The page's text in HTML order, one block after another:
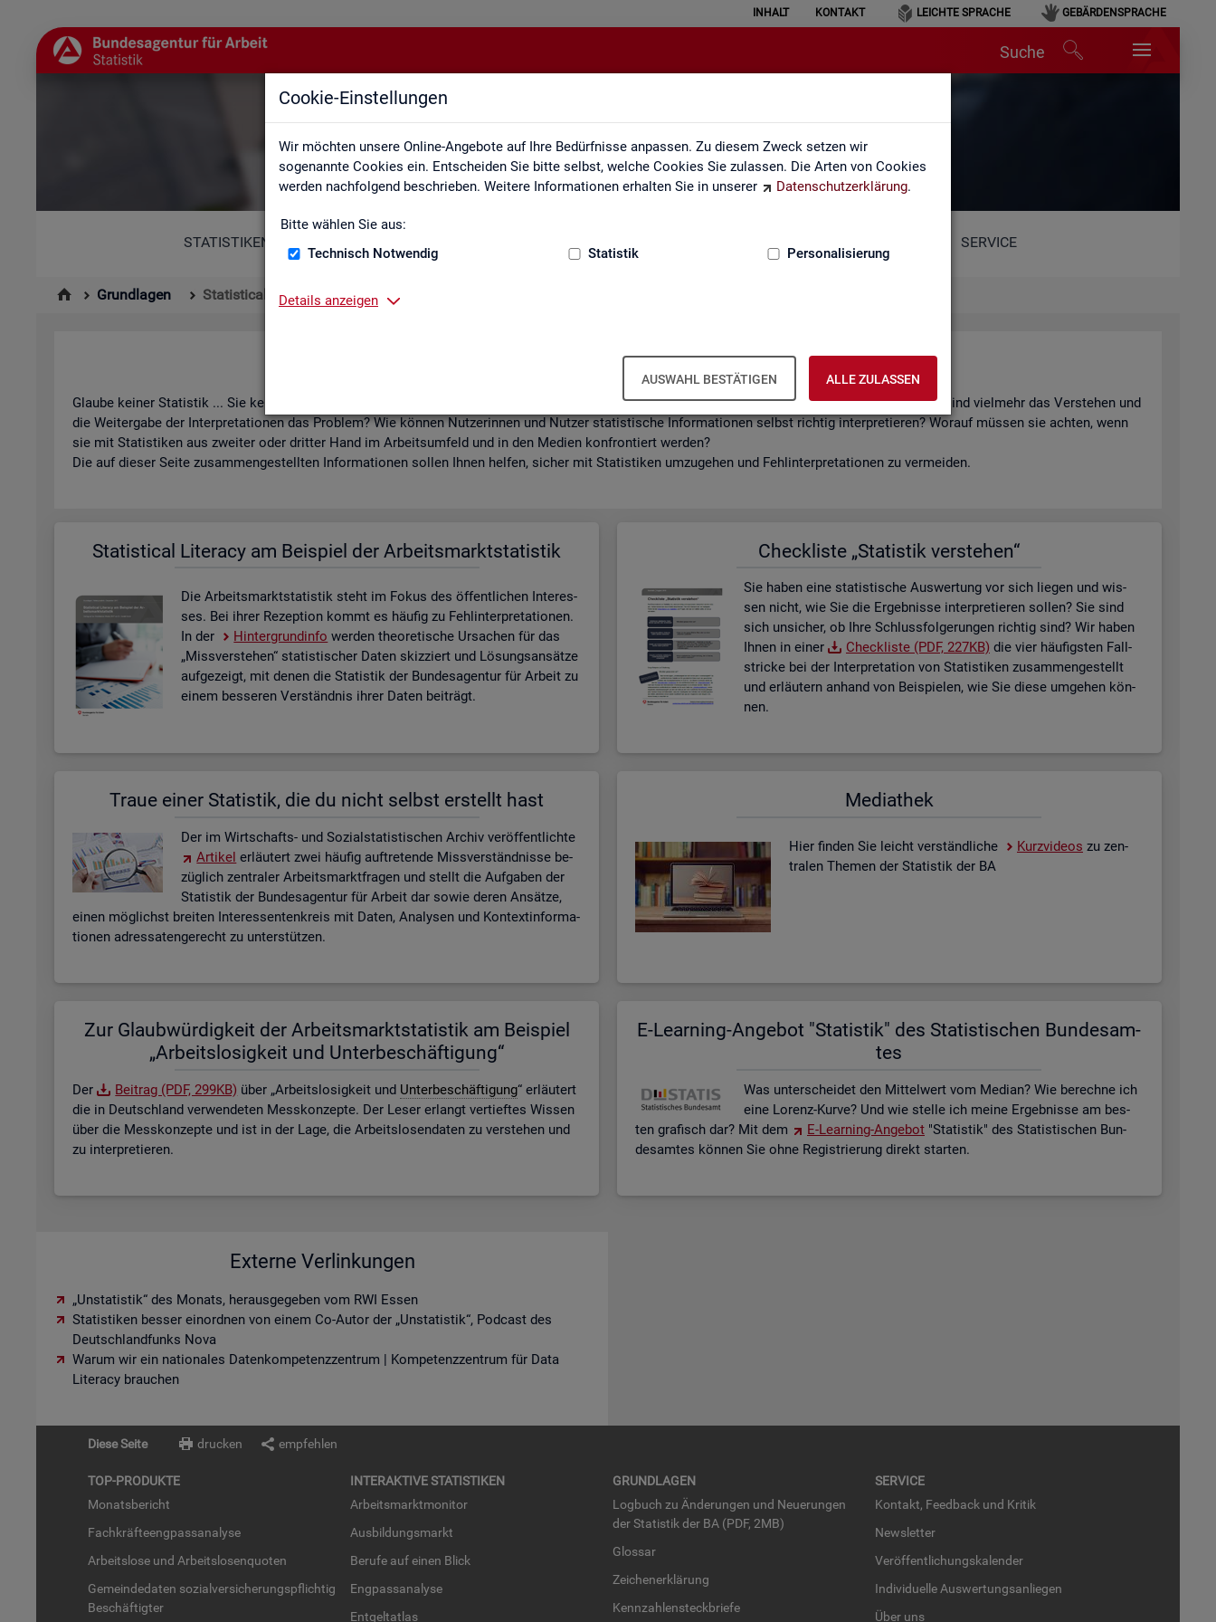
Cookie-Einstellungen
Wir möchten unsere Online-Angebote auf Ihre Bedürfnisse anpassen. Zu diesem Zweck setzen wir
sogenannte Cookies ein. Entscheiden Sie bitte selbst, welche Cookies Sie zulassen. Die Arten von Cookies
werden nachfolgend beschrieben. Weitere Informationen erhalten Sie in unserer
Datenschutzerklärung.
Bitte wählen Sie aus:
Technisch Notwendig
Statistik Personalisierung
Details anzeigen
AUSWAHL BESTÄTIGEN ALLE ZULASSEN
INHALT KONTAKT LEICHTE SPRACHE GEBÄRDENSPRACHE
Suche
Statistical Literacy - Statistik verstehen
STATISTIKEN SERVICE
Grundlagen Statistical Literacy - Statistik verstehen
Sta­ti­s­ti­cal Li­te­r­acy - Sta­tis­tik ver­ste­hen und rich­tig in­ter­pre­tie­ren
Glau­be kei­ner Sta­tis­tik ... Sie ken­nen die­sen Spruch in ver­schie­dens­ten Va­ria­tio­nen. Aber wird mit Sta­tis­tik wirk­lich oft be­wusst ge­täuscht? Oder sind viel­mehr das Ver­ste­hen und
die Wei­ter­ga­be der In­ter­pre­ta­tio­nen das Pro­blem? Wie kön­nen Nut­ze­rin­nen und Nut­zer sta­tis­ti­sche In­for­ma­tio­nen selbst rich­tig in­ter­pre­tie­ren? Wor­auf müs­sen sie ach­ten, wenn
sie mit Sta­tis­ti­ken aus zwei­ter oder drit­ter Hand im Ar­beits­um­feld und in den Me­di­en kon­fron­tiert wer­den?
Die auf die­ser Seite zu­sam­men­ge­stell­ten In­for­ma­tio­nen sol­len Ihnen hel­fen, si­cher mit Sta­tis­ti­ken um­zu­ge­hen und Fehl­in­ter­pre­ta­tio­nen zu ver­mei­den.
Sta­ti­s­ti­cal Li­te­r­acy am Bei­spiel der Ar­beits­markt­sta­tis­tik
Die Ar­beits­markt­sta­tis­tik steht im Fokus des öf­fent­li­chen In­ter­es­
ses. Bei ihrer Re­zep­ti­on kommt es häu­fig zu Fehl­in­ter­pre­ta­tio­nen.
In der
Hin­ter­grund­in­fo wer­den theo­re­ti­sche Ur­sa­chen für das
„Miss­ver­ste­hen“ sta­tis­ti­scher Daten skiz­ziert und Lö­sungs­an­sät­ze
auf­ge­zeigt, mit denen die Sta­tis­tik der Bun­des­agen­tur für Ar­beit zu
einem bes­se­ren Ver­ständ­nis ihrer Daten bei­trägt.
Check­lis­te „Sta­tis­tik ver­ste­hen“
Sie haben eine sta­tis­ti­sche Aus­wer­tung vor sich lie­gen und wis­
sen nicht, wie Sie die Er­geb­nis­se in­ter­pre­tie­ren sol­len? Sie sind
sich un­si­cher, ob Ihre Schluss­fol­ge­run­gen rich­tig sind? Wir haben
Ihnen in einer
Check­lis­te (PDF, 227KB) die vier häu­figs­ten Fall­
stri­cke bei der In­ter­pre­ta­ti­on von Sta­tis­ti­ken zu­sam­men­ge­stellt
und er­läu­tern an­hand von Bei­spie­len, wie Sie diese um­ge­hen kön­
nen.
Traue einer Sta­tis­tik, die du nicht selbst er­stellt hast
Der im Wirt­schafts- und So­zi­al­sta­tis­ti­schen Ar­chiv ver­öf­fent­lich­te
Ar­ti­kel er­läu­tert zwei häu­fig auf­tre­ten­de Miss­ver­ständ­nis­se be­
züg­lich zen­tra­ler Ar­beits­markt­fra­gen und stellt die Auf­ga­ben der
Sta­tis­tik der Bun­des­agen­tur für Ar­beit dar sowie deren An­sät­ze,
einen mög­lichst brei­ten In­ter­es­sen­ten­kreis mit Daten, Ana­ly­sen und Kon­text­in­for­ma­
tio­nen adres­sa­ten­ge­recht zu un­ter­stüt­zen.
Me­dia­thek
Hier fin­den Sie leicht ver­ständ­li­che Kurz­vi­de­os zu zen­
tra­len The­men der Sta­tis­tik der BA
Zur Glaub­wür­dig­keit der Ar­beits­markt­sta­tis­tik am Bei­spiel
„Ar­beits­lo­sig­keit und Un­ter­be­schäf­ti­gung“
Der Bei­trag (PDF, 299KB) über „Ar­beits­lo­sig­keit und Un­ter­be­schäf­ti­gung“ er­läu­tert
die in Deutsch­land ver­wen­de­ten Mess­kon­zep­te. Der Leser er­langt ver­tief­tes Wis­sen
über die Mess­kon­zep­te und ist in der Lage, die Ar­beits­lo­sen­da­ten zu ver­ste­hen und
zu in­ter­pre­tie­ren.
E-Lear­ning-An­ge­bot "Sta­tis­tik" des Sta­tis­ti­schen Bun­des­am­
tes
Was un­ter­schei­det den Mit­tel­wert vom Me­di­an? Wie be­rech­ne ich
eine Lo­renz-Kurve? Und wie stel­le ich meine Er­geb­nis­se am bes­
ten gra­fisch dar? Mit dem
E-Lear­ning-An­ge­bot"Sta­tis­tik" des Sta­tis­ti­schen Bun­
des­am­tes kön­nen Sie ohne Re­gis­trie­rung di­rekt star­ten.
Externe Verlinkungen
„Unstatistik“ des Monats, herausgegeben vom RWI Essen
Statistiken besser einordnen von einem Co-Autor der „Unstatistik“, Podcast des
Deutschlandfunks Nova
Warum wir ein nationales Datenkompetenzzentrum | Kompetenzzentrum für Data
Literacy brauchen
Diese Seite drucken empfehlen
TOP-PRO­DUK­TE
Mo­nats­be­richt
Fach­kräf­te­eng­pass­ana­ly­se
Ar­beits­lo­se und Ar­beits­lo­sen­quo­ten
Ge­mein­de­da­ten so­zi­al­ver­si­che­rungs­pflich­tig
Be­schäf­tig­ter
IN­TER­AK­TI­VE STA­TIS­TI­KEN
Ar­beits­markt­mo­ni­tor
Aus­bil­dungs­markt
Be­ru­fe auf einen Blick
Eng­pass­ana­ly­se
Ent­gel­t­at­las
GRUND­LA­GEN
Log­buch zu Än­de­run­gen und Neue­run­gen
der Sta­tis­tik der BA (PDF, 2MB)
Glos­sar
Zei­chen­er­klä­rung
Kenn­zah­len­steck­brie­fe
SER­VICE
Kon­takt, Feed­back und Kri­tik
News­let­ter
Ver­öf­fent­li­chungs­ka­len­der
In­di­vi­du­el­le Aus­wer­tungs­an­lie­gen
Über uns